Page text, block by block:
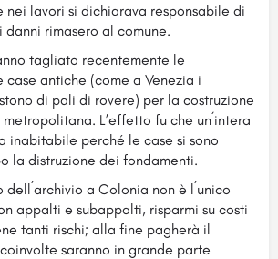
nei lavori si dichiarava responsabile di
danni rimasero al comune.
tagliato recentemente le
antiche (come a Venezia i
di pali di rovere) per la costruzione
L’effetto fu che un´intera
inabitabile perché le case si sono
la distruzione dei fondamenti.
a Colonia non è l´unico
appalti e subappalti, risparmi su costi
tanti rischi; alla fine pagherà il
saranno in grande parte